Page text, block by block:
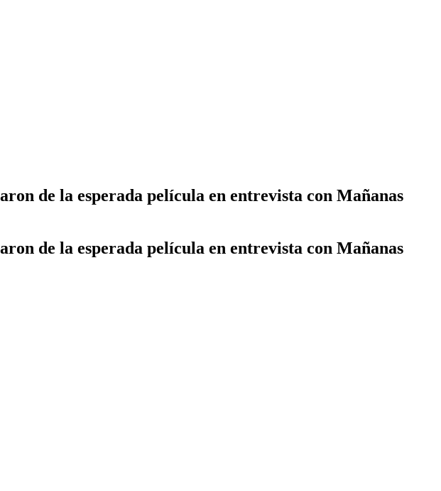
de la esperada película en entrevista con Mañanas
de la esperada película en entrevista con Mañanas